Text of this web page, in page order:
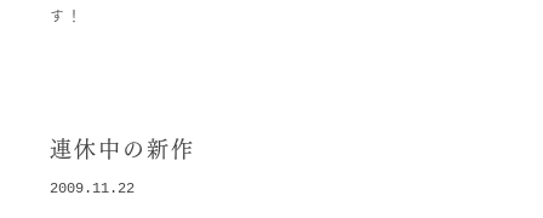
す！
連休中の新作
2009.11.22